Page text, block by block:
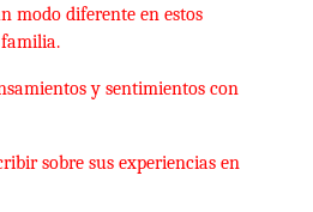
modo diferente en estos
y sentimientos con
sobre sus experiencias en